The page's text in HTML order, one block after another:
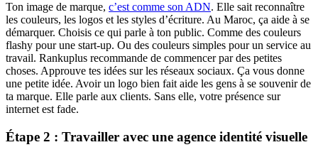
Ton image de marque, c’est comme son ADN. Elle sait reconnaître
les couleurs, les logos et les styles d’écriture. Au Maroc, ça aide à se
démarquer. Choisis ce qui parle à ton public. Comme des couleurs
flashy pour une start-up. Ou des couleurs simples pour un service au
travail. Rankuplus recommande de commencer par des petites
choses. Approuve tes idées sur les réseaux sociaux. Ça vous donne
une petite idée. Avoir un logo bien fait aide les gens à se souvenir de
ta marque. Elle parle aux clients. Sans elle, votre présence sur
internet est fade.
Étape 2 : Travailler avec une agence identité visuelle